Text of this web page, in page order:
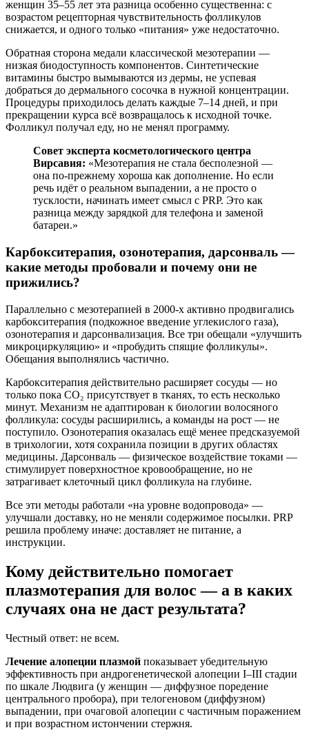
женщин 35–55 лет эта разница особенно существенна: с
возрастом рецепторная чувствительность фолликулов
снижается, и одного только «питания» уже недостаточно.
Обратная сторона медали классической мезотерапии —
низкая биодоступность компонентов. Синтетические
витамины быстро вымываются из дермы, не успевая
добраться до дермального сосочка в нужной концентрации.
Процедуры приходилось делать каждые 7–14 дней, и при
прекращении курса всё возвращалось к исходной точке.
Фолликул получал еду, но не менял программу.
Совет эксперта косметологического центра
Вирсавия: «Мезотерапия не стала бесполезной —
она по-прежнему хороша как дополнение. Но если
речь идёт о реальном выпадении, а не просто о
тусклости, начинать имеет смысл с PRP. Это как
разница между зарядкой для телефона и заменой
батареи.»
Карбокситерапия, озонотерапия, дарсонваль —
какие методы пробовали и почему они не
прижились?
Параллельно с мезотерапией в 2000-х активно продвигались
карбокситерапия (подкожное введение углекислого газа),
озонотерапия и дарсонвализация. Все три обещали «улучшить
микроциркуляцию» и «пробудить спящие фолликулы».
Обещания выполнялись частично.
Карбокситерапия действительно расширяет сосуды — но
только пока CO₂ присутствует в тканях, то есть несколько
минут. Механизм не адаптирован к биологии волосяного
фолликула: сосуды расширились, а команды на рост — не
поступило. Озонотерапия оказалась ещё менее предсказуемой
в трихологии, хотя сохранила позиции в других областях
медицины. Дарсонваль — физическое воздействие токами —
стимулирует поверхностное кровообращение, но не
затрагивает клеточный цикл фолликула на глубине.
Все эти методы работали «на уровне водопровода» —
улучшали доставку, но не меняли содержимое посылки. PRP
решила проблему иначе: доставляет не питание, а
инструкции.
Кому действительно помогает
плазмотерапия для волос — а в каких
случаях она не даст результата?
Честный ответ: не всем.
Лечение алопеции плазмой показывает убедительную
эффективность при андрогенетической алопеции I–III стадии
по шкале Людвига (у женщин — диффузное поредение
центрального пробора), при телогеновом (диффузном)
выпадении, при очаговой алопеции с частичным поражением
и при возрастном истончении стержня.